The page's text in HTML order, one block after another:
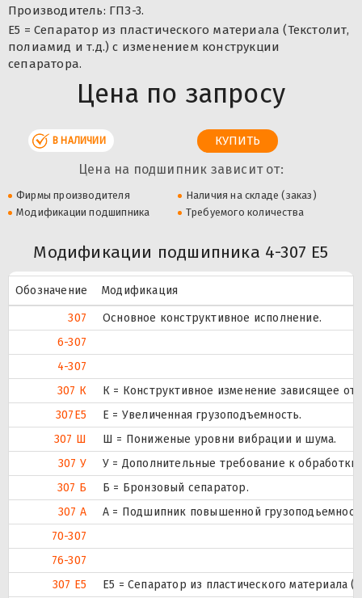
Производитель: ГПЗ-3.
Е5 = Сепаратор из пластического материала (Текстолит,
полиамид и т.д.) с изменением конструкции
сепаратора.
Цена по запросу
В НАЛИЧИИ
Цена на подшипник зависит от:
Фирмы производителя
Наличия на складе (заказ)
Модификации подшипника
Требуемого количества
Модификации подшипника 4-307 Е5
Обозначение
Модификация
307
Основное конструктивное исполнение.
6-307
4-307
307 К
К = Конструктивное изменение зависящее от
307E5
Е = Увеличенная грузоподъемность.
307 Ш
Ш = Пониженые уровни вибрации и шума.
307 У
У = Дополнительные требование к
307 Б
Б = Бронзовый сепаратор.
307 А
А = Подшипник повышенной
70-307
76-307
307 Е5
Е5 = Сепаратор из пластического материала